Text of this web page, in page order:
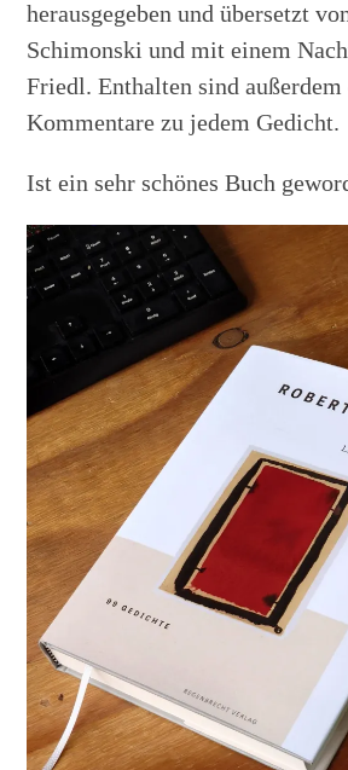
herausgegeben und übersetzt
Schimonski und mit einem
Friedl. Enthalten sind
Kommentare zu jedem Gedicht.
Ist ein sehr schönes Buch